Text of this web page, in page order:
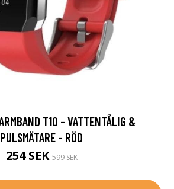
T10 - VATTENTÅLIG &
PULSMÄTARE - RÖD
254 SEK599 SEK